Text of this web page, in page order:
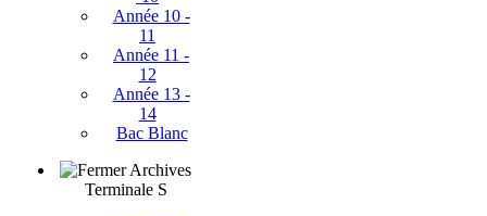
Année 10 -
11
Année 11 -
12
Année 13 -
14
Bac Blanc
Archives
Terminale S